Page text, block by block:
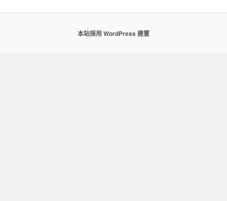
本站採用 WordPress 建置